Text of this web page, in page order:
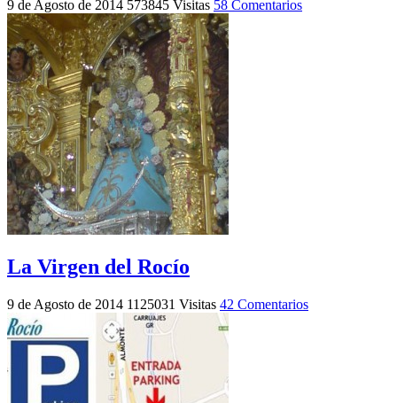
9 de Agosto de 2014 573845 Visitas 58 Comentarios
La Virgen del Rocío
9 de Agosto de 2014 1125031 Visitas 42 Comentarios